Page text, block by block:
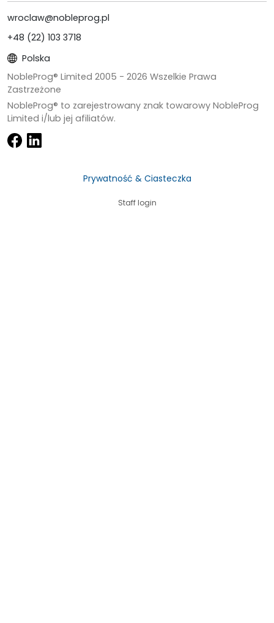
wroclaw@nobleprog.pl
+48 (22) 103 3718
Polska
NobleProg® Limited 2005 - 2026 Wszelkie Prawa
Zastrzeżone
NobleProg® to zarejestrowany znak towarowy NobleProg
Limited i/lub jej afiliatów.
Prywatność & Ciasteczka
Staff login